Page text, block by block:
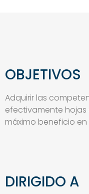
OBJETIVOS
Adquirir las
efectivamente
máximo beneficio
DIRIGIDO A